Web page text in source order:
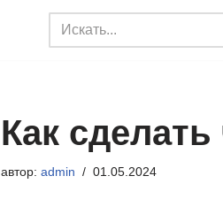
Как
автор: admin 01.05.2024